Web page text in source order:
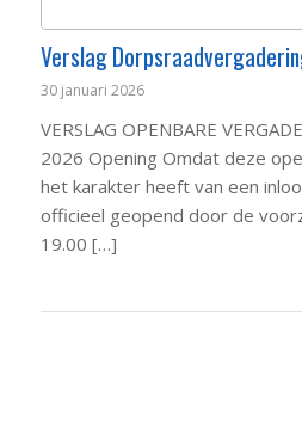
Verslag
30 januari 2026
VERSLAG OPENBARE
2026 Opening Omdat deze
het karakter heeft van een
officieel geopend door de
19.00 […]